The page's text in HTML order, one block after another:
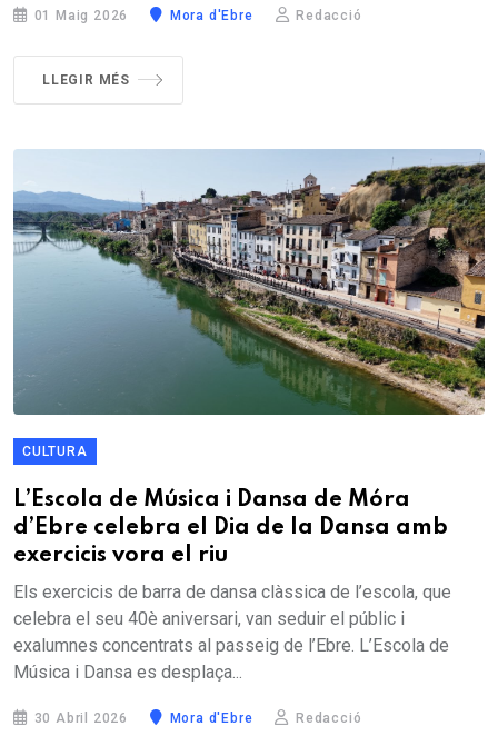
01 Maig 2026 Mora d'Ebre Redacció
LLEGIR MÉS
CULTURA
L’Escola de Música i Dansa de Móra
d’Ebre celebra el Dia de la Dansa amb
exercicis vora el riu
Els exercicis de barra de dansa clàssica de l’escola, que
celebra el seu 40è aniversari, van seduir el públic i
exalumnes concentrats al passeig de l’Ebre. L’Escola de
Música i Dansa es desplaça...
30 Abril 2026 Mora d'Ebre Redacció